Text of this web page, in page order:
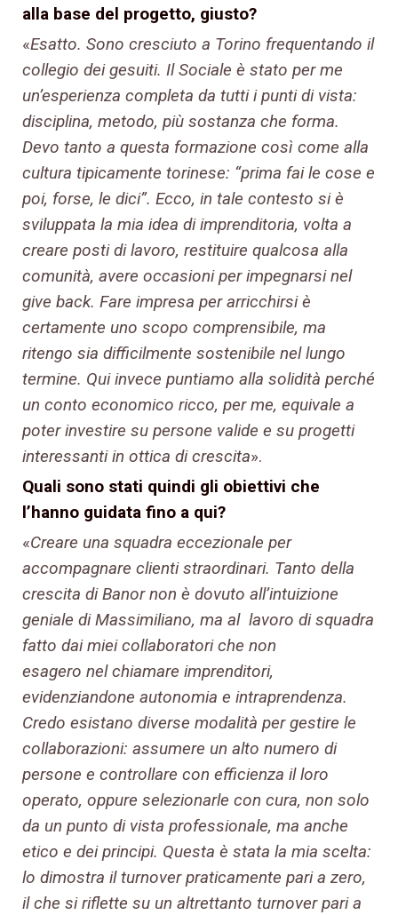
alla base del progetto, giusto?
«Esatto. Sono cresciuto a Torino frequentando il
collegio dei gesuiti. Il Sociale è stato per me
un’esperienza completa da tutti i punti di vista:
disciplina, metodo, più sostanza che forma.
Devo tanto a questa formazione così come alla
cultura tipicamente torinese: “prima fai le cose e
poi, forse, le dici”. Ecco, in tale contesto si è
sviluppata la mia idea di imprenditoria, volta a
creare posti di lavoro, restituire qualcosa alla
comunità, avere occasioni per impegnarsi nel
give back. Fare impresa per arricchirsi è
certamente uno scopo comprensibile, ma
ritengo sia difficilmente sostenibile nel lungo
termine. Qui invece puntiamo alla solidità perché
un conto economico ricco, per me, equivale a
poter investire su persone valide e su progetti
interessanti in ottica di crescita».
Quali sono stati quindi gli obiettivi che
l’hanno guidata fino a qui?
«Creare una squadra eccezionale per
accompagnare clienti straordinari. Tanto della
crescita di Banor non è dovuto all’intuizione
geniale di Massimiliano, ma al lavoro di squadra
fatto dai miei collaboratori che non
esagero nel chiamare imprenditori,
evidenziandone autonomia e intraprendenza.
Credo esistano diverse modalità per gestire le
collaborazioni: assumere un alto numero di
persone e controllare con efficienza il loro
operato, oppure selezionarle con cura, non solo
da un punto di vista professionale, ma anche
etico e dei principi. Questa è stata la mia scelta:
lo dimostra il turnover praticamente pari a zero,
il che si riflette su un altrettanto turnover pari a